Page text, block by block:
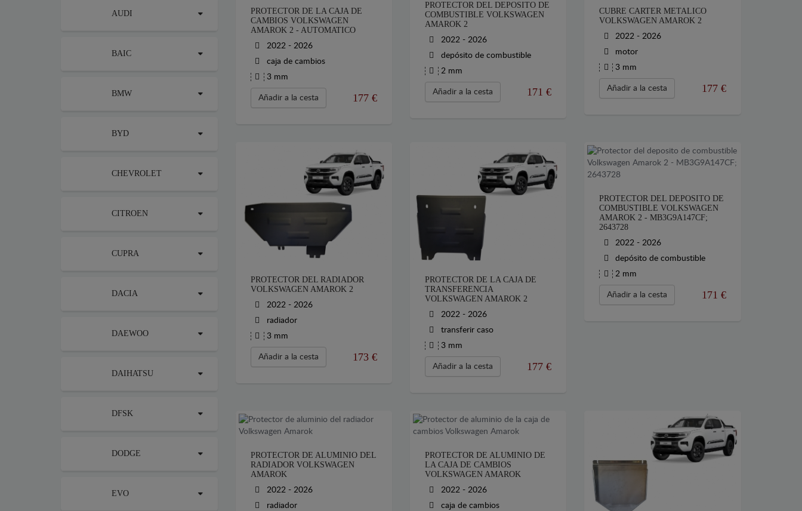
AUDI
BAIC
BMW
BYD
CHEVROLET
CITROEN
CUPRA
DACIA
DAEWOO
DAIHATSU
DFSK
DODGE
EVO
PROTECTOR DE LA CAJA DE
CAMBIOS VOLKSWAGEN
AMAROK 2 - AUTOMATICO
2022 - 2026
caja de cambios
3 mm
Añadir a la cesta 177€
PROTECTOR DEL DEPOSITO DE
COMBUSTIBLE VOLKSWAGEN
AMAROK 2
2022 - 2026
depósito de combustible
2 mm
Añadir a la cesta 171 €
CUBRE CARTER METALICO
VOLKSWAGEN AMAROK 2
2022 - 2026
motor
3 mm
Añadir a la cesta 177€
PROTECTOR DEL RADIADOR
VOLKSWAGEN AMAROK 2
2022 - 2026
radiador
3 mm
Añadir a la cesta 173€
PROTECTOR DE LA CAJA DE
TRANSFERENCIA
VOLKSWAGEN AMAROK 2
2022 - 2026
transferir caso
3 mm
Añadir a la cesta 177 €
PROTECTOR DEL DEPOSITO DE
COMBUSTIBLE VOLKSWAGEN
AMAROK 2 - MB3G9A147CF;
2643728
2022 - 2026
depósito de combustible
2 mm
Añadir a la cesta 171 €
PROTECTOR DE ALUMINIO DEL
RADIADOR VOLKSWAGEN
AMAROK
2022 - 2026
radiador
PROTECTOR DE ALUMINIO DE
LA CAJA DE CAMBIOS
VOLKSWAGEN AMAROK
2022 - 2026
caja de cambios